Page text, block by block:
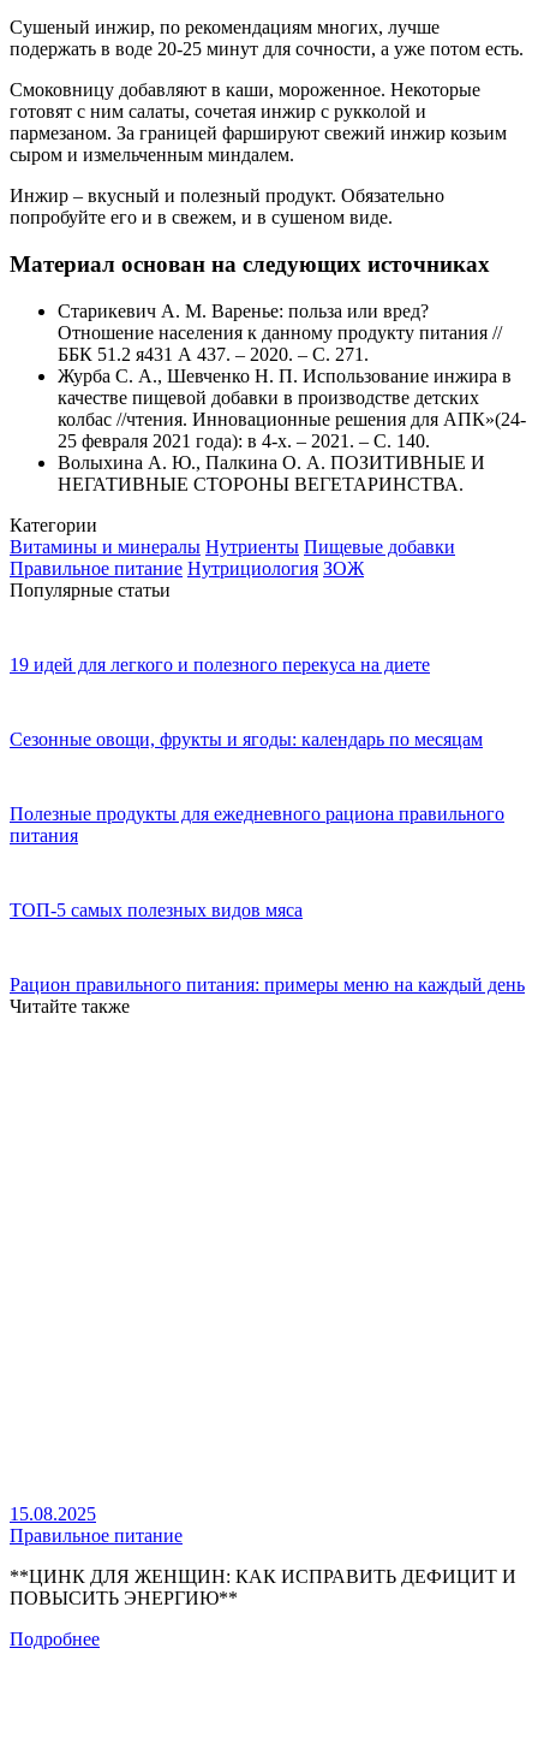
Сушеный инжир, по рекомендациям многих, лучше
подержать в воде 20-25 минут для сочности, а уже потом есть.
Смоковницу добавляют в каши, мороженное. Некоторые
готовят с ним салаты, сочетая инжир с рукколой и
пармезаном. За границей фаршируют свежий инжир козьим
сыром и измельченным миндалем.
Инжир – вкусный и полезный продукт. Обязательно
попробуйте его и в свежем, и в сушеном виде.
Материал основан на следующих источниках
Старикевич А. М. Варенье: польза или вред?
Отношение населения к данному продукту питания //
ББК 51.2 я431 А 437. – 2020. – С. 271.
Журба С. А., Шевченко Н. П. Использование инжира в
качестве пищевой добавки в производстве детских
колбас //чтения. Инновационные решения для АПК»(24-
25 февраля 2021 года): в 4-х. – 2021. – С. 140.
Волыхина А. Ю., Палкина О. А. ПОЗИТИВНЫЕ И
НЕГАТИВНЫЕ СТОРОНЫ ВЕГЕТАРИНСТВА.
Категории
Витамины и минералы Нутриенты Пищевые добавки
Правильное питание Нутрициология ЗОЖ
Популярные статьи
19 идей для легкого и полезного перекуса на диете
Сезонные овощи, фрукты и ягоды: календарь по месяцам
Полезные продукты для ежедневного рациона правильного
питания
ТОП-5 самых полезных видов мяса
Рацион правильного питания: примеры меню на каждый день
Читайте также
15.08.2025
Правильное питание
**ЦИНК ДЛЯ ЖЕНЩИН: КАК ИСПРАВИТЬ ДЕФИЦИТ И
ПОВЫСИТЬ ЭНЕРГИЮ**
Подробнее